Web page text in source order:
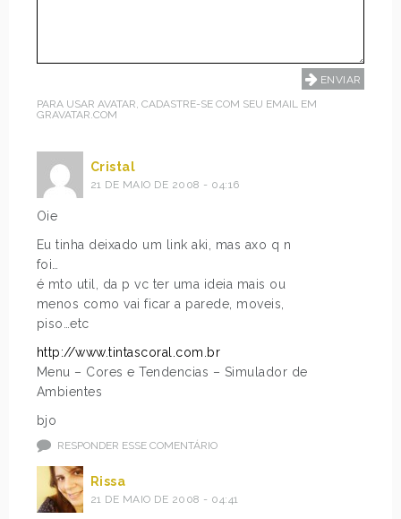
PARA USAR AVATAR, CADASTRE-SE COM SEU EMAIL EM
GRAVATAR.COM
Cristal
21 DE MAIO DE 2008 - 04:16
Oie
Eu tinha deixado um link aki, mas axo q n
foi…
é mto util, da p vc ter uma ideia mais ou
menos como vai ficar a parede, moveis,
piso…etc
http://www.tintascoral.com.br
Menu – Cores e Tendencias – Simulador de
Ambientes
bjo
RESPONDER ESSE COMENTÁRIO
Rissa
21 DE MAIO DE 2008 - 04:41